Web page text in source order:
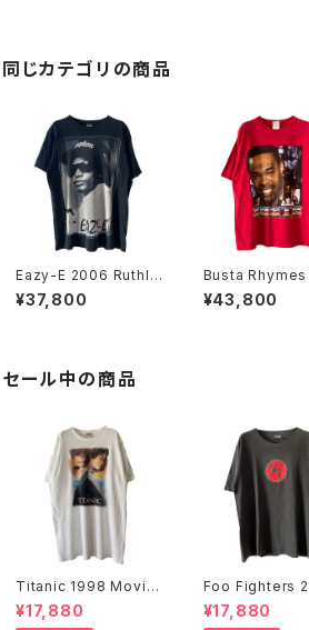
同じカテゴリの商品
Eazy-E 2006 Ruthle
ss Records Portrait
Rap Tee
¥37,800
Busta Rhymes
Bootleg Rap
¥43,800
セール中の商品
Titanic 1998 Movie
Promo Tee White
¥17,880
Foo Fighters
FF Logo Band
¥17,880